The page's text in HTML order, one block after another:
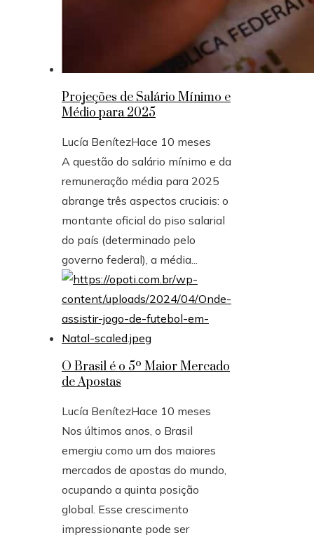
Projeções de Salário Mínimo e
Médio para 2025
Lucía BenítezHace 10 meses
A questão do salário mínimo e da
remuneração média para 2025
abrange três aspectos cruciais: o
montante oficial do piso salarial
do país (determinado pelo
governo federal), a média...
O Brasil é o 5º Maior Mercado
de Apostas
Lucía BenítezHace 10 meses
Nos últimos anos, o Brasil
emergiu como um dos maiores
mercados de apostas do mundo,
ocupando a quinta posição
global. Esse crescimento
impressionante pode ser